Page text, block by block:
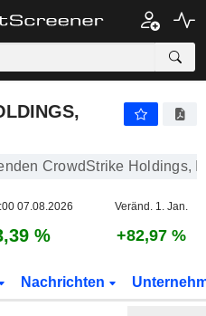
CrowdStrike Holdings,
07.08.2026 Veränd. 1. Jan.
% +82,97 %
Nachrichten